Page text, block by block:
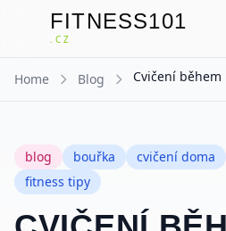
FITNESS101
.CZ
Home Blog
blog bouřka cvičení doma
fitness tipy